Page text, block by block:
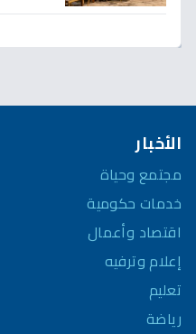
الأخبار
مجتمع وحياة
خدمات حكومية
اقتصاد وأعمال
إعلام وترفيه
تعليم
رياضة